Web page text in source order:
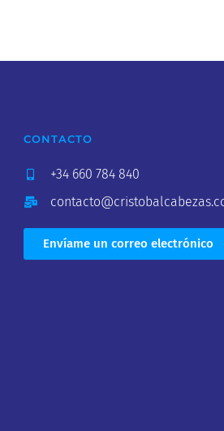
CONTACTO
+34 660 784 840
Envíame un correo electrónico